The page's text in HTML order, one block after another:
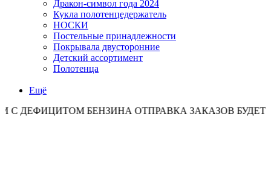
Дракон-символ года 2024
Кукла полотенцедержатель
НОСКИ
Постельные принадлежности
Покрывала двусторонние
Детский ассортимент
Полотенца
Ещё
БЕНЗИНА ОТПРАВКА ЗАКАЗОВ БУДЕТ